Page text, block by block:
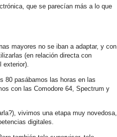
que se parecían más a lo que
mayores no se iban a adaptar, y con
(en relación directa con
80 pasábamos las horas en las
con las Comodore 64, Spectrum y
vivimos una etapa muy novedosa,
digitales.